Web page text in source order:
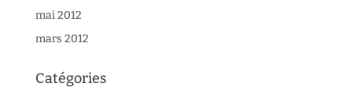
mai 2012
mars 2012
Catégories